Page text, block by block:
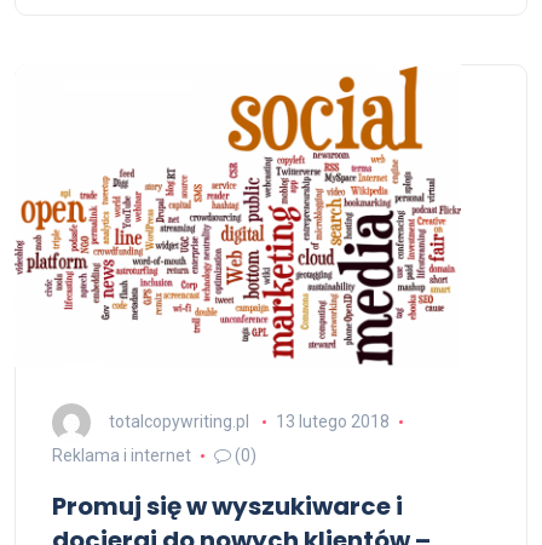
totalcopywriting.pl
13 lutego 2018
Reklama i internet
(0)
Promuj się w wyszukiwarce i